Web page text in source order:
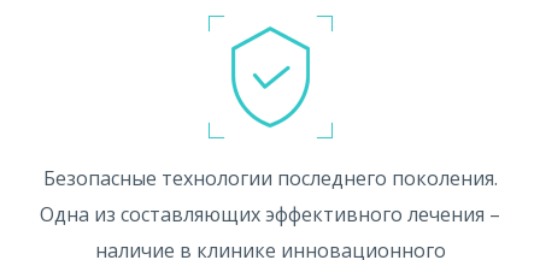
Безопасные технологии последнего поколения.
Одна из составляющих эффективного лечения –
наличие в клинике инновационного